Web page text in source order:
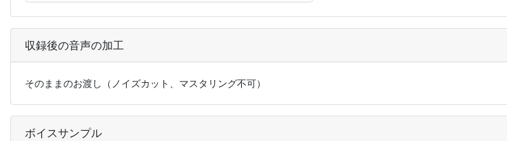
収録後の音声の加工
そのままのお渡し（ノイズカット、マスタリング不可）
ボイスサンプル